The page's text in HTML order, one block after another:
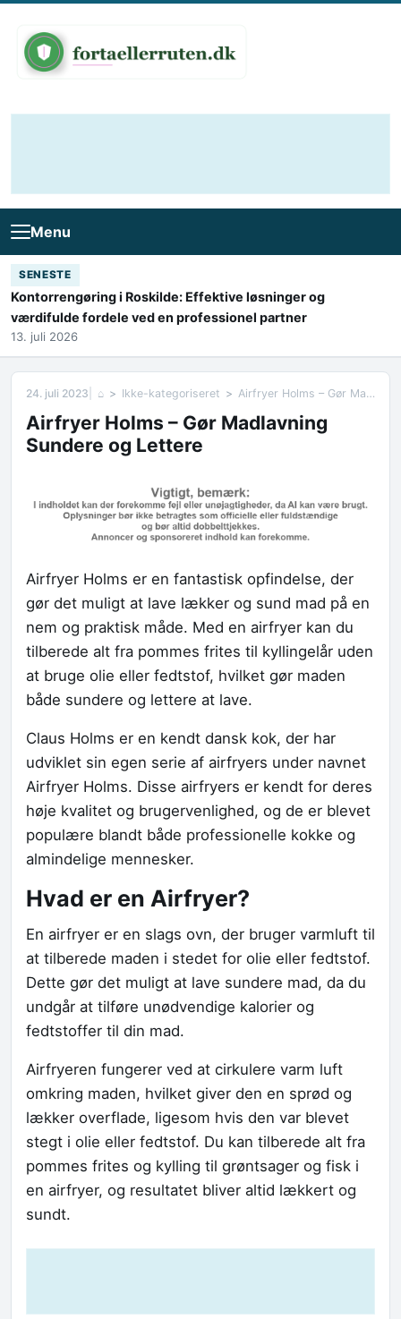
Menu
SENESTE
Kontorrengøring i Roskilde: Effektive løsninger og
værdifulde fordele ved en professionel partner
13. juli 2026
24. juli 2023 ⌂ Ikke-kategoriseret Airfryer Holms – Gør Madlavning Sundere og Lettere
Airfryer Holms – Gør Madlavning
Sundere og Lettere
Airfryer Holms er en fantastisk opfindelse, der
gør det muligt at lave lækker og sund mad på en
nem og praktisk måde. Med en airfryer kan du
tilberede alt fra pommes frites til kyllingelår uden
at bruge olie eller fedtstof, hvilket gør maden
både sundere og lettere at lave.
Claus Holms er en kendt dansk kok, der har
udviklet sin egen serie af airfryers under navnet
Airfryer Holms. Disse airfryers er kendt for deres
høje kvalitet og brugervenlighed, og de er blevet
populære blandt både professionelle kokke og
almindelige mennesker.
Hvad er en Airfryer?
En airfryer er en slags ovn, der bruger varmluft til
at tilberede maden i stedet for olie eller fedtstof.
Dette gør det muligt at lave sundere mad, da du
undgår at tilføre unødvendige kalorier og
fedtstoffer til din mad.
Airfryeren fungerer ved at cirkulere varm luft
omkring maden, hvilket giver den en sprød og
lækker overflade, ligesom hvis den var blevet
stegt i olie eller fedtstof. Du kan tilberede alt fra
pommes frites og kylling til grøntsager og fisk i
en airfryer, og resultatet bliver altid lækkert og
sundt.